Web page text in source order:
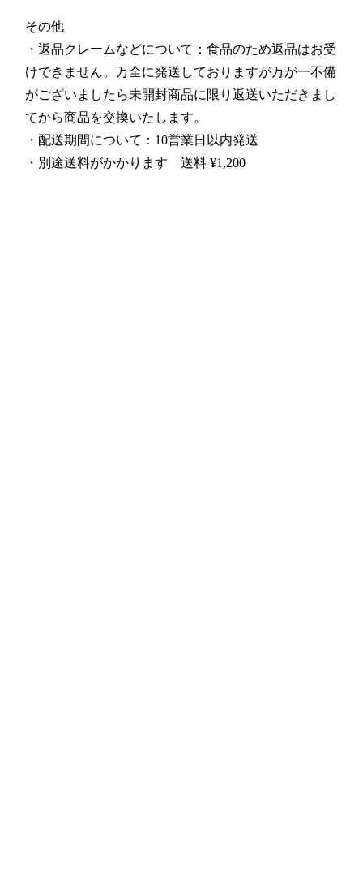
その他
・返品クレームなどについて：食品のため返品はお受
けできません。万全に発送しておりますが万が一不備
がございましたら未開封商品に限り返送いただきまし
てから商品を交換いたします。
・配送期間について：10営業日以内発送
・別途送料がかかります 送料 ¥1,200